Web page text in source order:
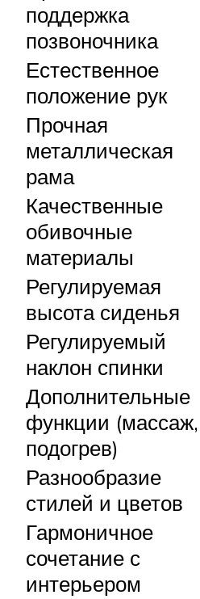
поддержка
позвоночника
Естественное
положение рук
Прочная
металлическая
рама
Качественные
обивочные
материалы
Регулируемая
высота сиденья
Регулируемый
наклон спинки
Дополнительные
функции (массаж,
подогрев)
Разнообразие
стилей и цветов
Гармоничное
сочетание с
интерьером